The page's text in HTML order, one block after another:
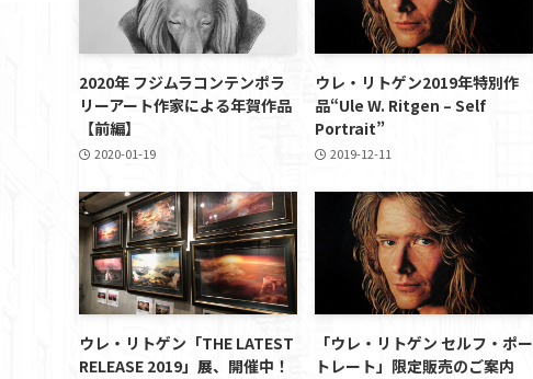
2020年 フジムラコンテンポラ
リーアート作家による年賀作品
【前編】
2020-01-19
ウレ・リトゲン2019年特別作
品“Ule W. Ritgen – Self
Portrait”
2019-12-11
ウレ・リトゲン「THE LATEST
RELEASE 2019」展、開催中！
「ウレ・リトゲン セルフ・ポー
トレート」限定販売のご案内